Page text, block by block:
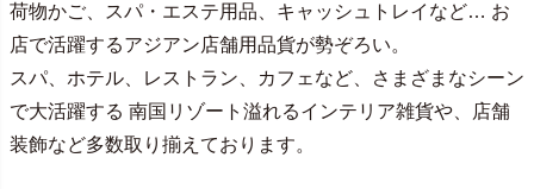
荷物かご、スパ・エステ用品、キャッシュトレイなど… お
店で活躍するアジアン店舗用品貨が勢ぞろい。
スパ、ホテル、レストラン、カフェなど、さまざまなシーン
で大活躍する 南国リゾート溢れるインテリア雑貨や、店舗
装飾など多数取り揃えております。